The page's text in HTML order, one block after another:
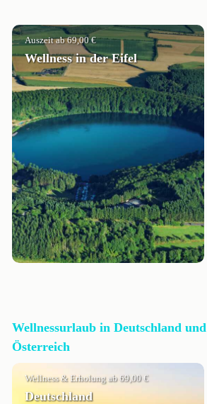
Auszeit ab 69,00 €
Wellness in der Eifel
Wellnessurlaub in Deutschland und
Österreich
Wellness & Erholung ab 69,00 €
Deutschland